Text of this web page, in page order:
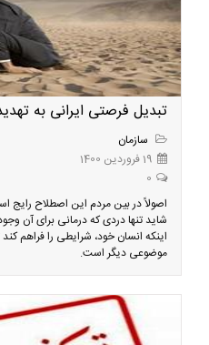
تبدیل فرصتی ایرانی به
سازمان
19 فروردین 1400
0
اصولاً در بین مردم این اصطلاح
شاید تنها دردی که درمانی برای آن
اینکه انسان خود، شرایطی را فراهم
موضوعی دیگر است.